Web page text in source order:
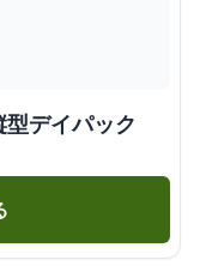
デイパック